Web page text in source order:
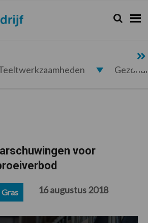
Zoeken...
Zoek
voor
Gras 16 augustus 2018